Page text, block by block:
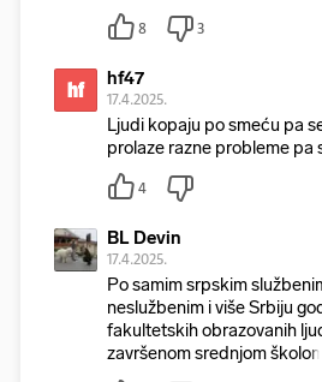
8 3
hf hf47
17.4.2025.
Ljudi kopaju po smeću pa
prolaze razne probleme pa
4
BL Devin
17.4.2025.
Po samim srpskim
neslužbenim i više Srbiju
fakultetskih obrazovanih
završenom srednjom školom